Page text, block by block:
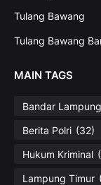
Tulang Bawang
Tulang Bawang
MAIN TAGS
Bandar Lampung
Berita Polri (32)
Hukum Kriminal
Lampung Timur